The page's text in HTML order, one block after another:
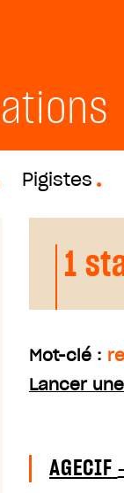
Pigistes
1
Mot-clé :
Lancer
AGECIF